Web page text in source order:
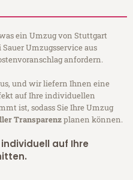
ein Umzug von Stuttgart
Umzugsservice aus
anfordern.
und wir liefern Ihnen eine
auf Ihre individuellen
ist, sodass Sie Ihre Umzug
Transparenzplanen können.
auf Ihre